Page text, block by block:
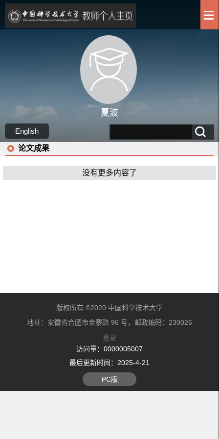
夏波
English
论文成果
没有更多内容了
版权所有 ©2020 中国科学技术大学
地址：安徽省合肥市金寨路 96 号，邮政编码：230026
登录
访问量： 0000005007
最后更新时间： 2025-4-21
PC版